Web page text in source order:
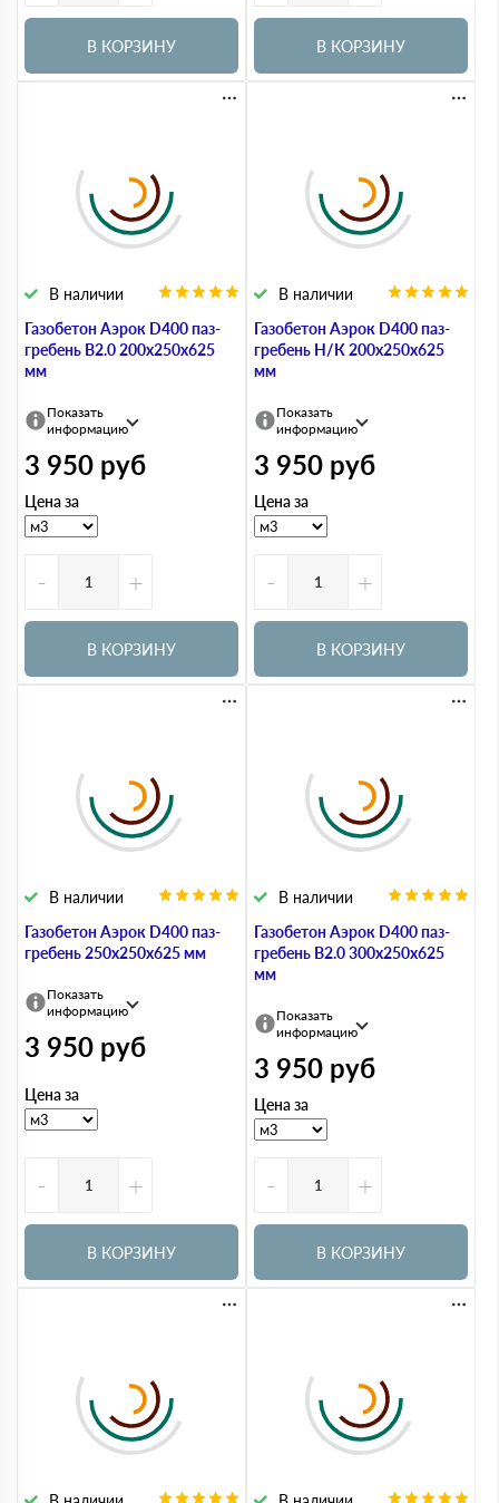
В КОРЗИНУ В КОРЗИНУ
Газобетон Аэрок D400 паз-
гребень В2.0 200х250х625
мм
В наличии
Показать
информацию
3 950 руб
Цена за
- +
В КОРЗИНУ
Газобетон Аэрок D400 паз-
гребень Н/К 200х250х625
мм
В наличии
Показать
информацию
3 950 руб
Цена за
- +
В КОРЗИНУ
Газобетон Аэрок D400 паз-
гребень 250х250х625 мм
В наличии
Показать
информацию
3 950 руб
Цена за
- +
В КОРЗИНУ
Газобетон Аэрок D400 паз-
гребень В2.0 300х250х625
мм
В наличии
Показать
информацию
3 950 руб
Цена за
- +
В КОРЗИНУ